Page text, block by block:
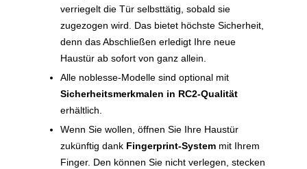
verriegelt die Tür selbsttätig, sobald sie
zugezogen wird. Das bietet höchste Sicherheit,
denn das Abschließen erledigt Ihre neue
Haustür ab sofort von ganz allein.
Alle noblesse-Modelle sind optional mit
Sicherheitsmerkmalen in RC2-Qualität
erhältlich.
Wenn Sie wollen, öffnen Sie Ihre Haustür
zukünftig dank Fingerprint-System mit Ihrem
Finger. Den können Sie nicht verlegen, stecken